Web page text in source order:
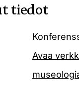
tiedot
Avaa